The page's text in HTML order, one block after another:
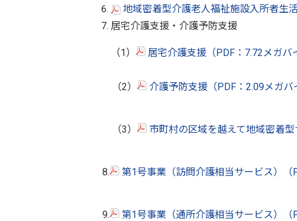
地域密着型介護老人福祉施設入所者生
居宅介護支援・介護予防支援
（1） 居宅介護支援（PDF：7.72メガバ
（2） 介護予防支援（PDF：2.09メガバ
（3） 市町村の区域を越えて地域密着
8. 第1号事業（訪問介護相当サービス）（
9. 第1号事業（通所介護相当サービス）（